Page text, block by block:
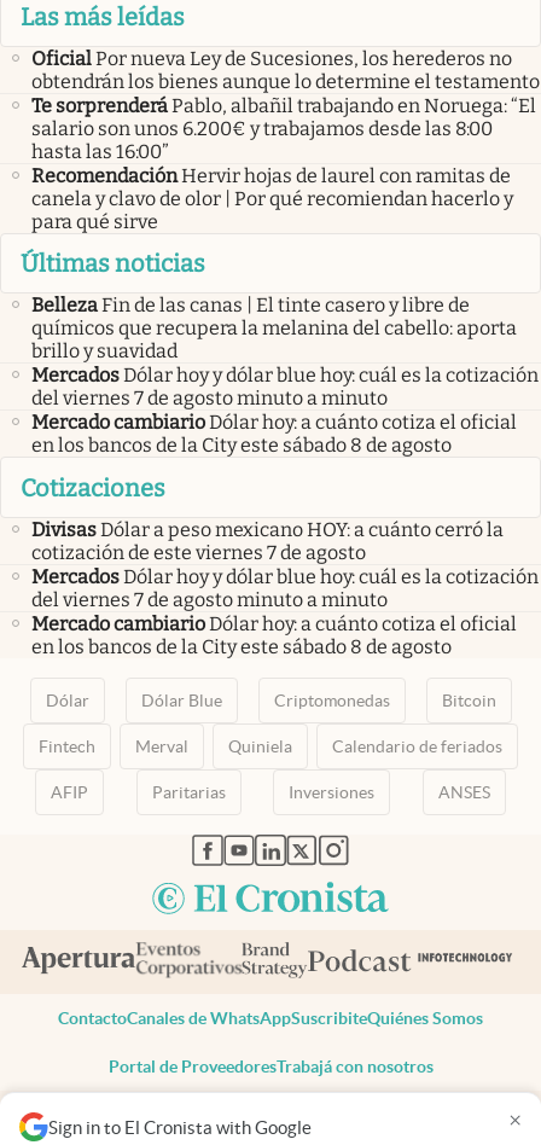
Sign in to El Cronista with Google ×
Las más leídas
OficialPor nueva Ley de Sucesiones, los herederos no
obtendrán los bienes aunque lo determine el testamento
Te sorprenderáPablo, albañil trabajando en Noruega: “El
salario son unos 6.200€ y trabajamos desde las 8:00
hasta las 16:00”
RecomendaciónHervir hojas de laurel con ramitas de
canela y clavo de olor | Por qué recomiendan hacerlo y
para qué sirve
Últimas noticias
BellezaFin de las canas | El tinte casero y libre de
químicos que recupera la melanina del cabello: aporta
brillo y suavidad
MercadosDólar hoy y dólar blue hoy: cuál es la cotización
del viernes 7 de agosto minuto a minuto
Mercado cambiarioDólar hoy: a cuánto cotiza el oficial
en los bancos de la City este sábado 8 de agosto
Cotizaciones
DivisasDólar a peso mexicano HOY: a cuánto cerró la
cotización de este viernes 7 de agosto
MercadosDólar hoy y dólar blue hoy: cuál es la cotización
del viernes 7 de agosto minuto a minuto
Mercado cambiarioDólar hoy: a cuánto cotiza el oficial
en los bancos de la City este sábado 8 de agosto
Dólar Dólar Blue Criptomonedas Bitcoin
Fintech Merval Quiniela Calendario de feriados
AFIP Paritarias Inversiones ANSES
abre en nueva pestaña
abre en nueva pestaña
abre en nueva pestaña
abre en nueva pestaña
abre en nueva pestaña
ContactoCanales de WhatsAppSuscribiteQuiénes Somos
Portal de ProveedoresTrabajá con nosotros
Todos los derechos reservados